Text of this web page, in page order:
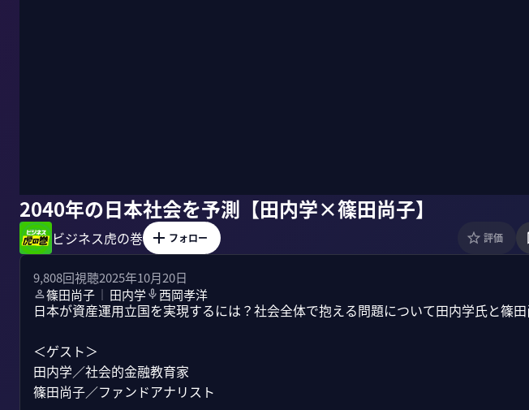
2040年の日本社会を予測【田内学×篠田尚子】
ビジネス虎の巻 フォロー 評価
9,808回視聴2025年10月20日
篠田尚子 ｜ 田内学 西岡孝洋
日本が資産運用立国を実現するには？社会全体で抱える問題について田内学氏と篠
＜ゲスト＞
田内学／社会的金融教育家
篠田尚子／ファンドアナリスト